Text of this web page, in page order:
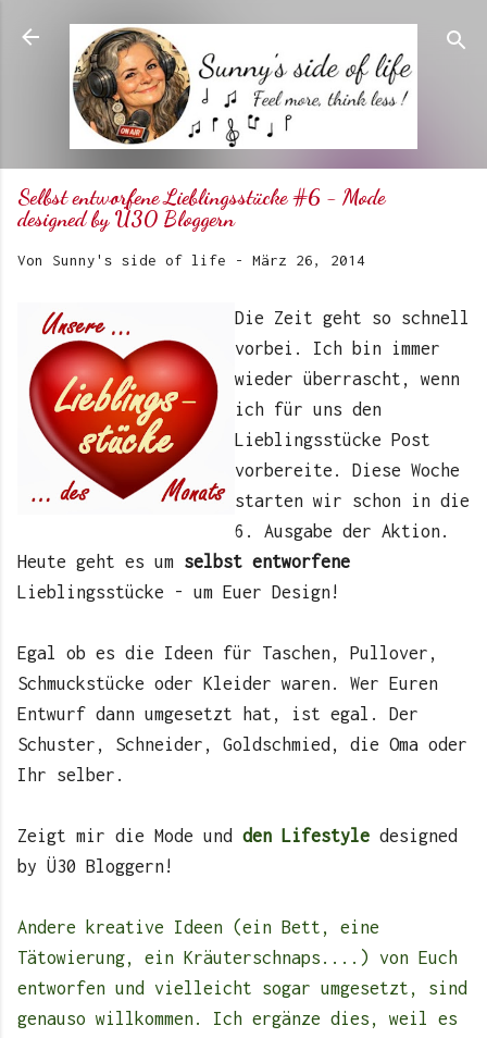
Direkt zum Hauptbereich
Selbst entworfene Lieblingsstücke #6 - Mode
designed by Ü30 Bloggern
Von Sunny's side of life - März 26, 2014
Die Zeit geht so schnell
vorbei. Ich bin immer
wieder überrascht, wenn
ich für uns den
Lieblingsstücke Post
vorbereite. Diese Woche
starten wir schon in die
6. Ausgabe der Aktion.
Heute geht es um selbst entworfene
Lieblingsstücke - um Euer Design!
Egal ob es die Ideen für Taschen, Pullover,
Schmuckstücke oder Kleider waren. Wer Euren
Entwurf dann umgesetzt hat, ist egal. Der
Schuster, Schneider, Goldschmied, die Oma oder
Ihr selber.
Zeigt mir die Mode und den Lifestyle designed
by Ü30 Bloggern!
Andere kreative Ideen (ein Bett, eine
Tätowierung, ein Kräuterschnaps....) von Euch
entworfen und vielleicht sogar umgesetzt, sind
genauso willkommen. Ich ergänze dies, weil es